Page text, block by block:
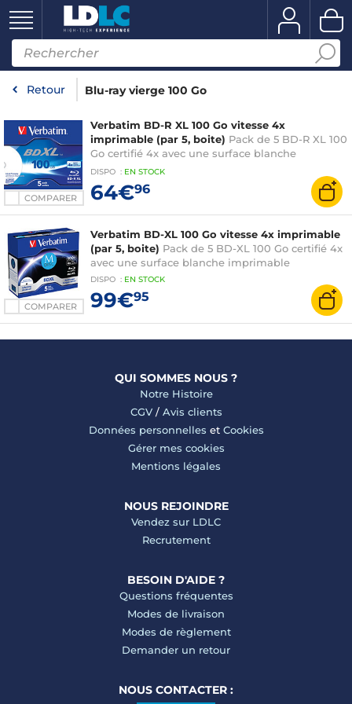
Retour Blu-ray vierge 100 Go
COMPARER
Verbatim BD-R XL 100 Go vitesse 4x
imprimable (par 5, boite) Pack de 5 BD-R XL 100
Go certifié 4x avec une surface blanche
imprimable
DISPO : EN STOCK
64€96
COMPARER
Verbatim BD-XL 100 Go vitesse 4x imprimable
(par 5, boite) Pack de 5 BD-XL 100 Go certifié 4x
avec une surface blanche imprimable
DISPO : EN STOCK
99€95
QUI SOMMES NOUS ?
Notre Histoire
CGV/ Avis clients
Données personnelles et Cookies
Gérer mes cookies
Mentions légales
NOUS REJOINDRE
Vendez sur LDLC
Recrutement
BESOIN D'AIDE ?
Questions fréquentes
Modes de livraison
Modes de règlement
Demander un retour
NOUS CONTACTER :